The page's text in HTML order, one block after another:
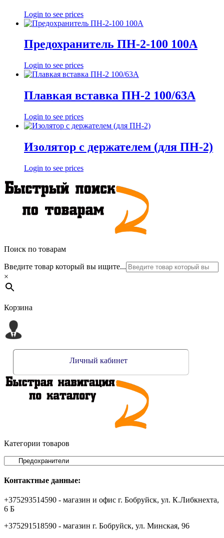
Login to see prices
Предохранитель ПН-2-100 100А
Login to see prices
Плавкая вставка ПН-2 100/63А
Login to see prices
Изолятор с держателем (для ПН-2)
Login to see prices
Поиск по товарам
Введите товар который вы ищите...
×
Корзина
Личный кабинет
Категории товаров
Контактные данные:
+375293514590 - магазин и офис г. Бобруйск, ул. К.Либкнехта,
6 Б
+375291518590 - магазин г. Бобруйск, ул. Минская, 96